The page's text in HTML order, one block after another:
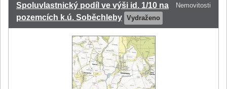
Nemovitosti
Spoluvlastnický podíl ve výši id. 1/10 na
pozemcích k.ú. Soběchleby Vydraženo